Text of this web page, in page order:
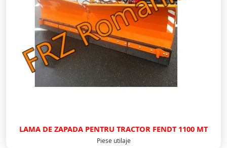
LAMA DE ZAPADA PENTRU TRACTOR FENDT 1100 MT
Piese utilaje